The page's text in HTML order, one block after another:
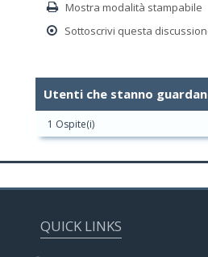
Mostra modalità stampabile
Sottoscrivi questa
Utenti che stanno
1 Ospite(i)
QUICK LINKS